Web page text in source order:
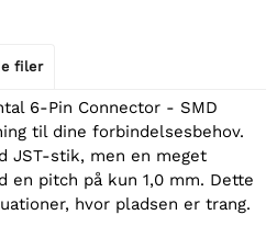
filer
6-Pin Connector - SMD
til dine forbindelsesbehov.
JST-stik, men en meget
en pitch på kun 1,0 mm. Dette
hvor pladsen er trang.